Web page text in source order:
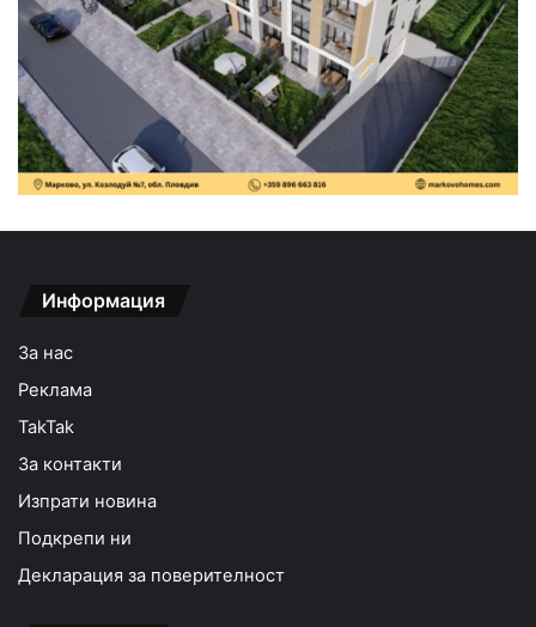
Информация
За нас
Реклама
TakTak
За контакти
Изпрати новина
Подкрепи ни
Декларация за поверителност